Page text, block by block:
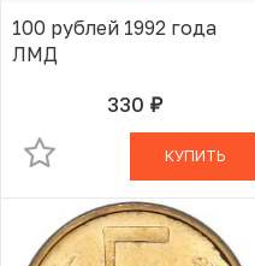
100 рублей 1992 года
ЛМД
330 руб.В КОРЗИНЕ
КУПИТЬ